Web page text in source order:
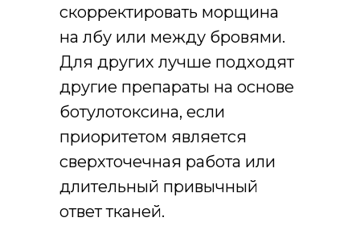
скорректировать морщина
на лбу или между бровями.
Для других лучше подходят
другие препараты на основе
ботулотоксина, если
приоритетом является
сверхточечная работа или
длительный привычный
ответ тканей.